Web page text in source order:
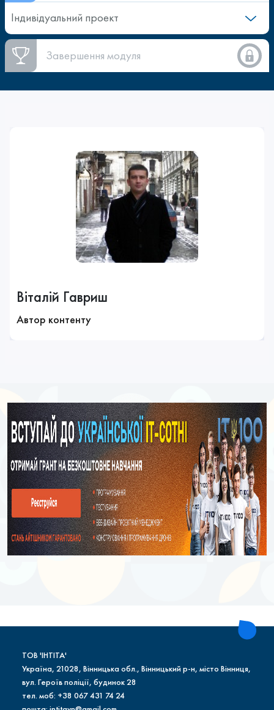
Індивідуальний проект
Завершення модуля
Віталій Гавриш
Автор контенту
ТОВ 'ІНТІТА'
Україна, 21028, Вінницька обл., Вінницький р-н, місто Вінниця,
вул. Героїв поліції, будинок 28
тел. моб: +38 067 431 74 24